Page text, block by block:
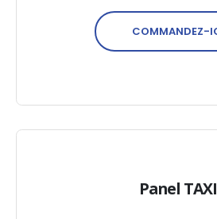
COMMANDEZ-
Panel TAXI